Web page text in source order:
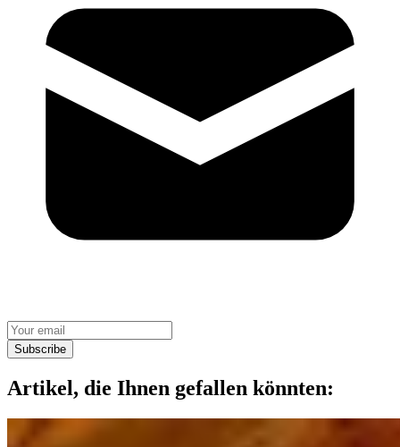
Subscribe
Artikel, die Ihnen gefallen könnten: